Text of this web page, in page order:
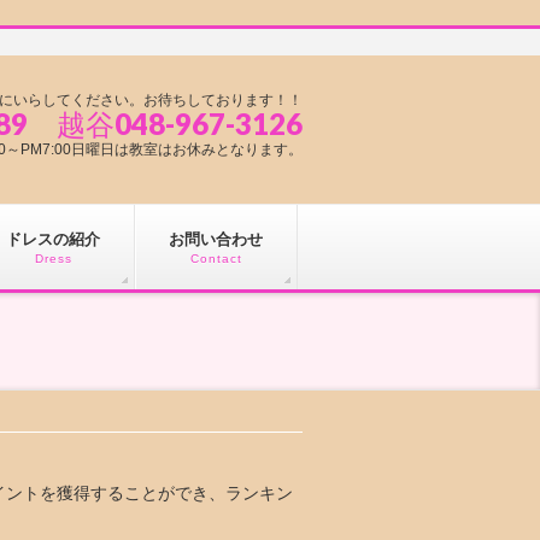
いらしてください。お待ちしております！！
越谷048-967-3126
PM7:00日曜日は教室はお休みとなります。
ドレスの紹介
Dress
お問い合わせ
Contact
トを獲得することができ、ランキン